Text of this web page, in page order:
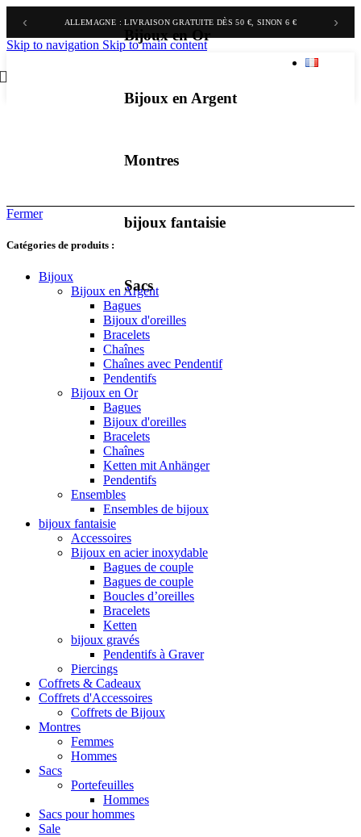
‹ ALLEMAGNE : LIVRAISON GRATUITE DÈS 50 €, SINON 6 € ›
Skip to navigation Skip to main content
Bijoux en Or
Bijoux en Argent
Montres
bijoux fantaisie
Sacs
Fermer
Catégories de produits :
Bijoux
Bijoux en Argent
Bagues
Bijoux d'oreilles
Bracelets
Chaînes
Chaînes avec Pendentif
Pendentifs
Bijoux en Or
Bagues
Bijoux d'oreilles
Bracelets
Chaînes
Ketten mit Anhänger
Pendentifs
Ensembles
Ensembles de bijoux
bijoux fantaisie
Accessoires
Bijoux en acier inoxydable
Bagues de couple
Bagues de couple
Boucles d’oreilles
Bracelets
Ketten
bijoux gravés
Pendentifs à Graver
Piercings
Coffrets & Cadeaux
Coffrets d'Accessoires
Coffrets de Bijoux
Montres
Femmes
Hommes
Sacs
Portefeuilles
Hommes
Sacs pour hommes
Sale